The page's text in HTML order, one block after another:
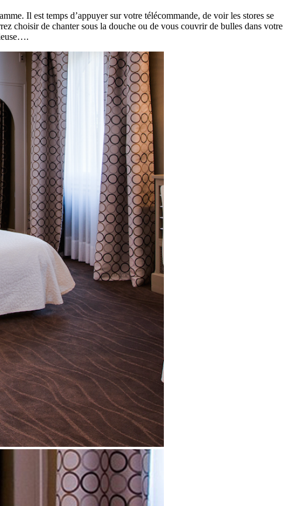
Il est temps d’appuyer sur votre télécommande, de voir les stores se
choisir de chanter sous la douche ou de vous couvrir de bulles dans votre